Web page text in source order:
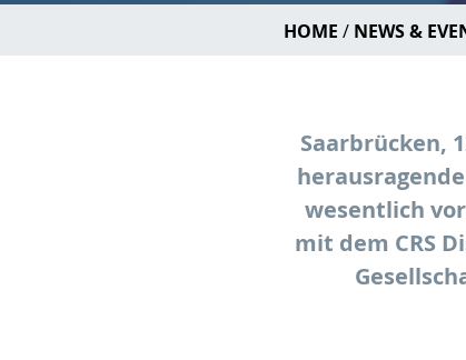
HOME NEWS &
Saarbrücken,
wesentlich
mit dem CRS